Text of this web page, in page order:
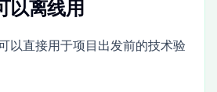
以离线用
以直接用于项目出发前的技术验